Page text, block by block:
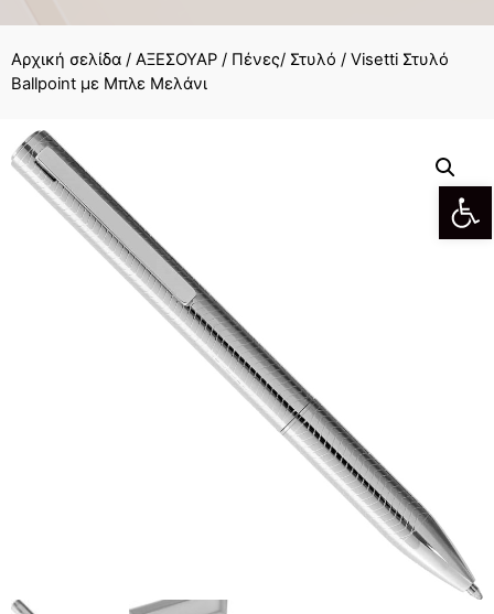
Αρχική σελίδα / ΑΞΕΣΟΥΑΡ / Πένες/ Στυλό / Visetti Στυλό
Ballpoint με Μπλε Mελάνι